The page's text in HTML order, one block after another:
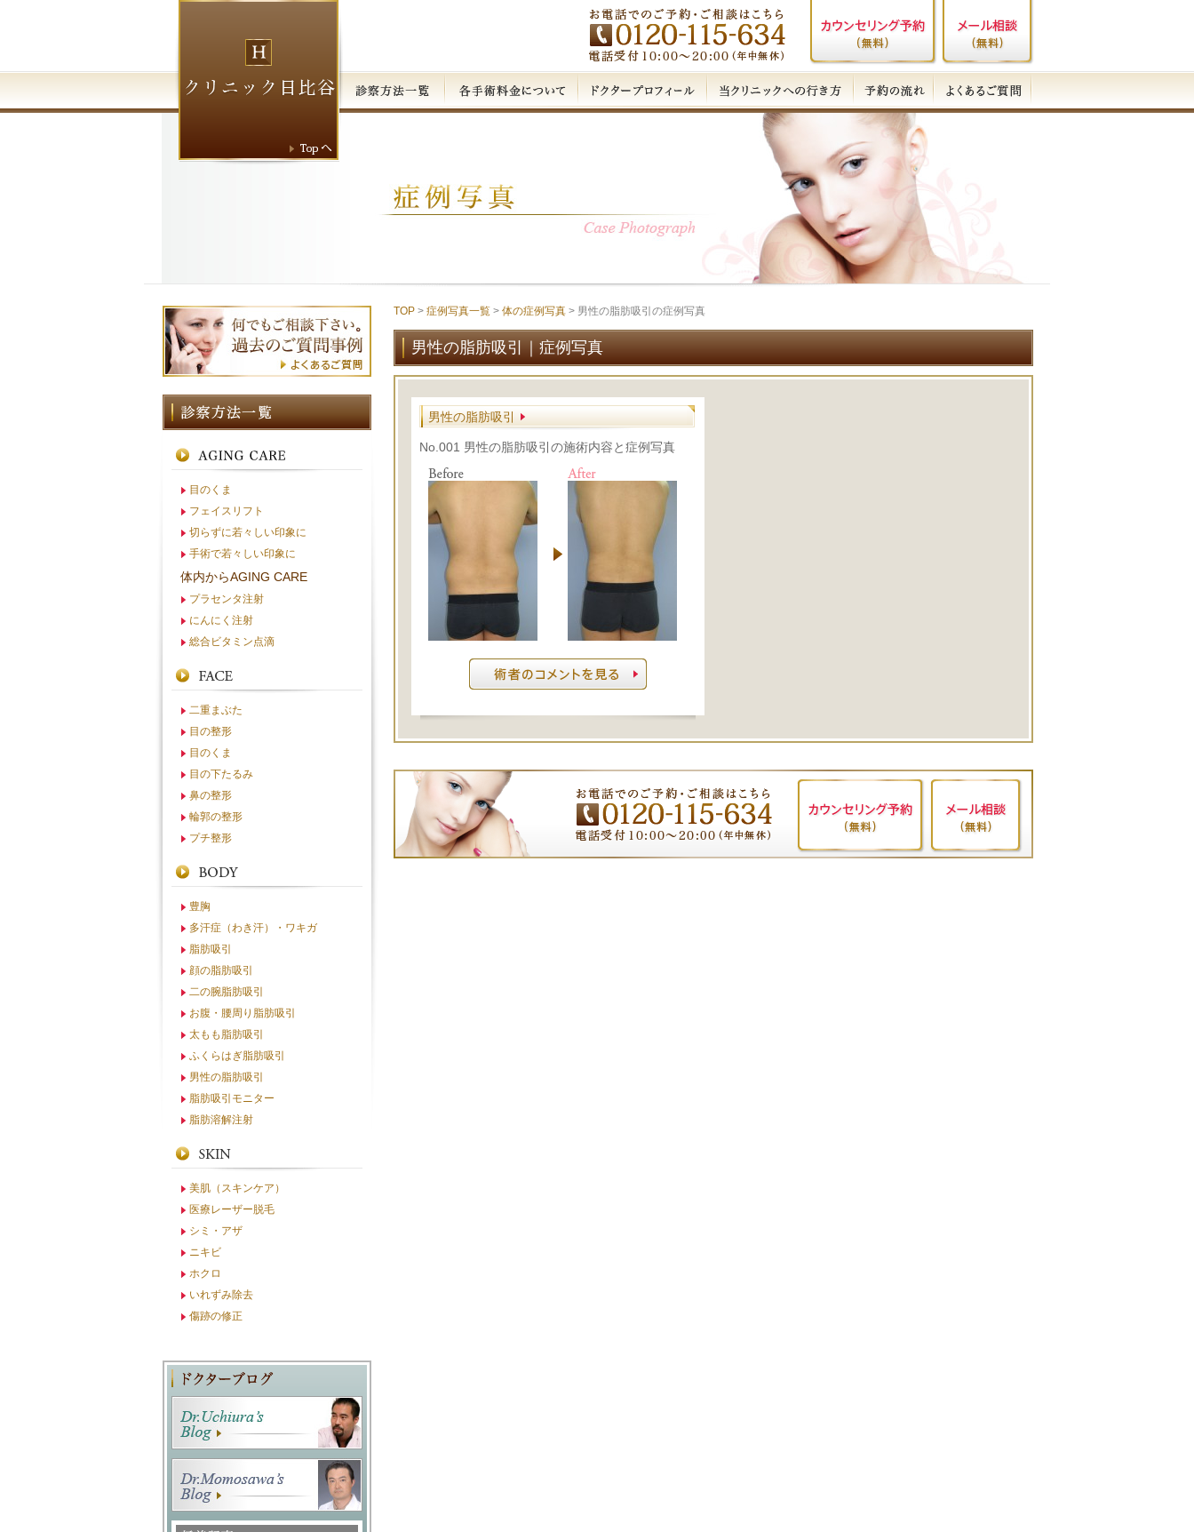
TOP > 症例写真一覧 > 体の症例写真 > 男性の脂肪吸引の症例写真
男性の脂肪吸引｜症例写真
男性の脂肪吸引
No.001 男性の脂肪吸引の施術内容と症例写真
目のくま
フェイスリフト
切らずに若々しい印象に
手術で若々しい印象に
体内からAGING CARE
プラセンタ注射
にんにく注射
総合ビタミン点滴
二重まぶた
目の整形
目のくま
目の下たるみ
鼻の整形
輪郭の整形
プチ整形
豊胸
多汗症（わき汗）・ワキガ
脂肪吸引
顔の脂肪吸引
二の腕脂肪吸引
お腹・腰周り脂肪吸引
太もも脂肪吸引
ふくらはぎ脂肪吸引
男性の脂肪吸引
脂肪吸引モニター
脂肪溶解注射
美肌（スキンケア）
医療レーザー脱毛
シミ・アザ
ニキビ
ホクロ
いれずみ除去
傷跡の修正